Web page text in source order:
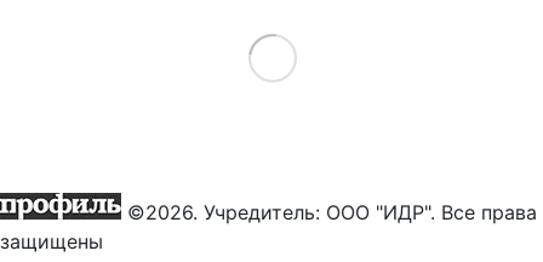
Load More
©2026. Учредитель: ООО "ИДР". Все права
защищены